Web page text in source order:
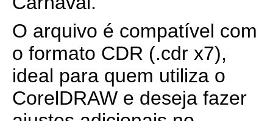
O arquivo é compatível com
o formato CDR (.cdr x7),
ideal para quem utiliza o
CorelDRAW e deseja fazer